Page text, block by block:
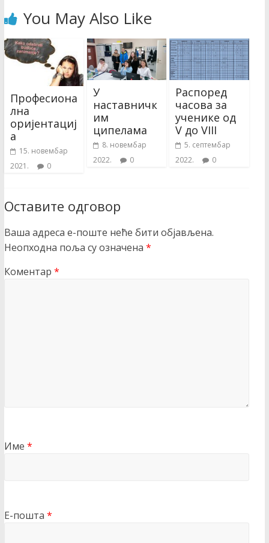
You May Also Like
Професиона
лна
оријентациј
а
15. новембар
2021.
0
У
наставничк
им
ципелама
8. новембар
2022.
0
Распоред
часова за
ученике од
V до VIII
5. септембар
2022.
0
Оставите одговор
Ваша адреса е-поште неће бити објављена.
Неопходна поља су означена *
Коментар *
Име *
Е-пошта *